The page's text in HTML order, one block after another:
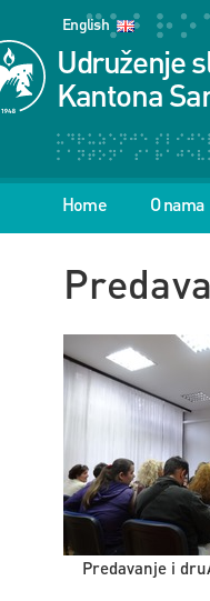
English
Udruženje
Kantona
Home O nama
Predavanje i